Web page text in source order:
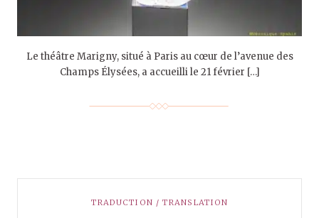
Le théâtre Marigny, situé à Paris au cœur de l’avenue des
Champs Élysées, a accueilli le 21 février […]
TRADUCTION / TRANSLATION